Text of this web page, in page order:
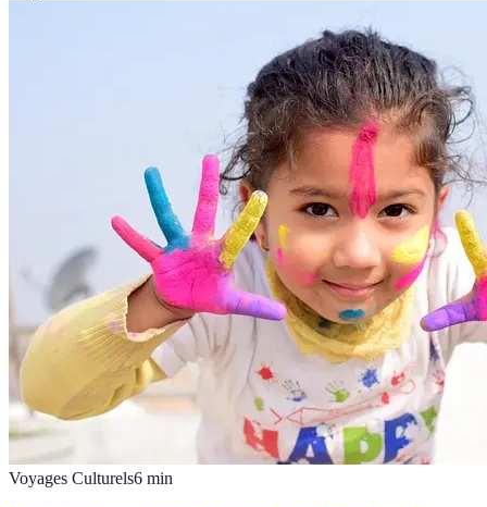
Voyages Culturels6 min